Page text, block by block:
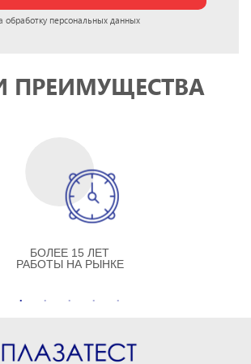
обработку персональных данных
ПРЕИМУЩЕСТВА
БОЛЕЕ 15 ЛЕТ
РАБОТЫ НА РЫНКЕ